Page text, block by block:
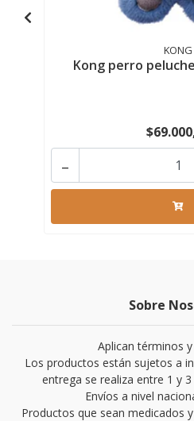
KONG
Kong perro
-
Sobre
Aplican términos
Los productos están sujetos a
entrega se realiza entre 1 y
Envíos a nivel
Productos que sean medicados